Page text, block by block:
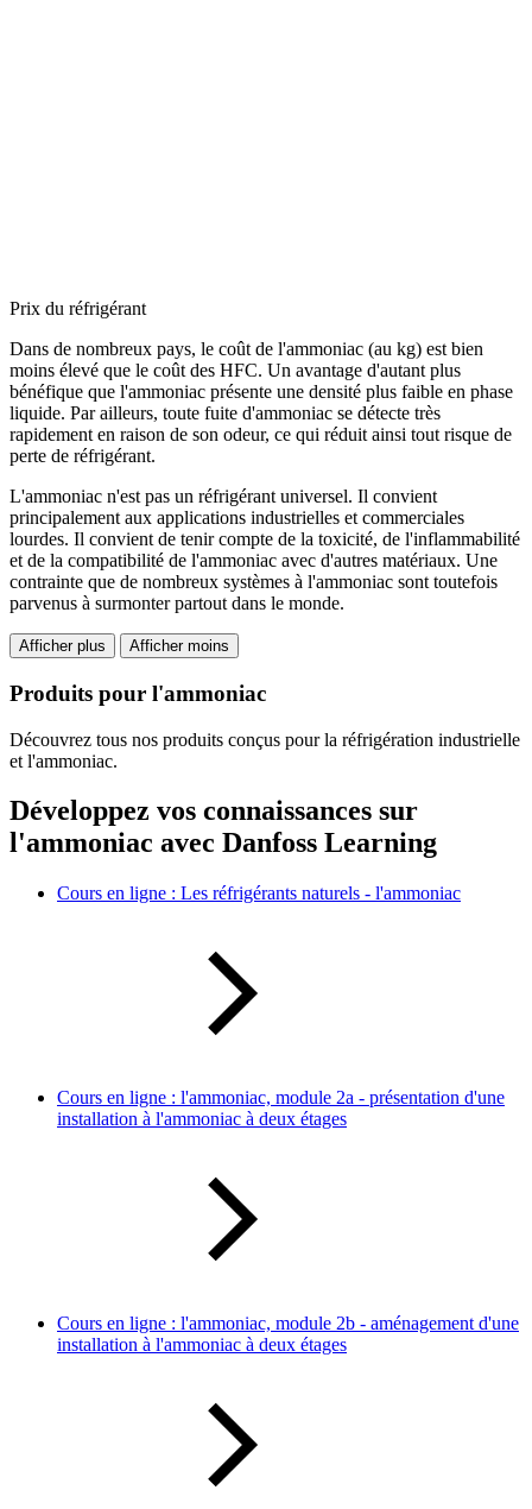
Prix du réfrigérant
Dans de nombreux pays, le coût de l'ammoniac (au kg) est bien
moins élevé que le coût des HFC. Un avantage d'autant plus
bénéfique que l'ammoniac présente une densité plus faible en phase
liquide. Par ailleurs, toute fuite d'ammoniac se détecte très
rapidement en raison de son odeur, ce qui réduit ainsi tout risque de
perte de réfrigérant.
L'ammoniac n'est pas un réfrigérant universel. Il convient
principalement aux applications industrielles et commerciales
lourdes. Il convient de tenir compte de la toxicité, de l'inflammabilité
et de la compatibilité de l'ammoniac avec d'autres matériaux. Une
contrainte que de nombreux systèmes à l'ammoniac sont toutefois
parvenus à surmonter partout dans le monde.
Afficher plus Afficher moins
Produits pour l'ammoniac
Découvrez tous nos produits conçus pour la réfrigération industrielle
et l'ammoniac.
Développez vos connaissances sur
l'ammoniac avec Danfoss Learning
Cours en ligne : Les réfrigérants naturels - l'ammoniac
Cours en ligne : l'ammoniac, module 2a - présentation d'une
installation à l'ammoniac à deux étages
Cours en ligne : l'ammoniac, module 2b - aménagement d'une
installation à l'ammoniac à deux étages